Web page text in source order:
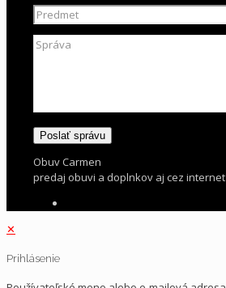
Obuv Carmen
predaj obuvi a doplnkov aj cez internet
✕
Prihlásenie